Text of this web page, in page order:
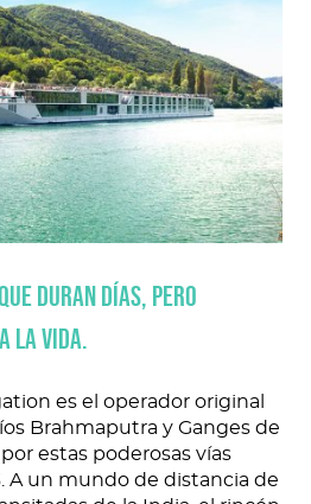
duran días, pero
la vida.
es el operador original
Brahmaputra y Ganges de
estas poderosas vías
A un mundo de distancia de